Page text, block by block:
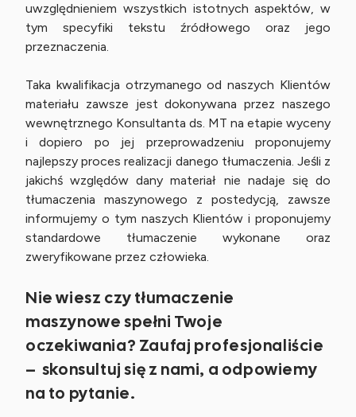
uwzględnieniem wszystkich istotnych aspektów, w
tym specyfiki tekstu źródłowego oraz jego
przeznaczenia.
Taka kwalifikacja otrzymanego od naszych Klientów
materiału zawsze jest dokonywana przez naszego
wewnętrznego Konsultanta ds. MT na etapie wyceny
i dopiero po jej przeprowadzeniu proponujemy
najlepszy proces realizacji danego tłumaczenia. Jeśli z
jakichś względów dany materiał nie nadaje się do
tłumaczenia maszynowego z postedycją, zawsze
informujemy o tym naszych Klientów i proponujemy
standardowe tłumaczenie wykonane oraz
zweryfikowane przez człowieka.
Nie wiesz czy tłumaczenie
maszynowe spełni Twoje
oczekiwania? Zaufaj profesjonaliście
– skonsultuj się z nami, a odpowiemy
na to pytanie.